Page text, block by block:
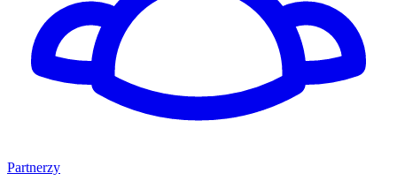
Partnerzy